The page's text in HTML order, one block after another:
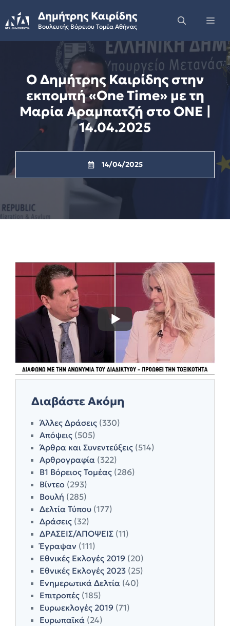
to
content
Δημήτρης Καιρίδης
Βουλευτής Βόρειου Τομέα Αθήνας
Ο Δημήτρης Καιρίδης στην
εκπομπή «One Time» με τη
Μαρία Αραμπατζή στο ONE |
14.04.2025
14/04/2025
Διαβάστε Ακόμη
Άλλες Δράσεις (330)
Απόψεις (505)
Άρθρα και Συνεντεύξεις (514)
Αρθρογραφία (322)
Β1 Βόρειος Τομέας (286)
Βίντεο (293)
Βουλή (285)
Δελτία Τύπου (177)
Δράσεις (32)
ΔΡΑΣΕΙΣ/ΑΠΟΨΕΙΣ (11)
Έγραψαν (111)
Εθνικές Εκλογές 2019 (20)
Εθνικές Εκλογές 2023 (25)
Ενημερωτικά Δελτία (40)
Επιτροπές (185)
Ευρωεκλογές 2019 (71)
Ευρωπαϊκά (24)